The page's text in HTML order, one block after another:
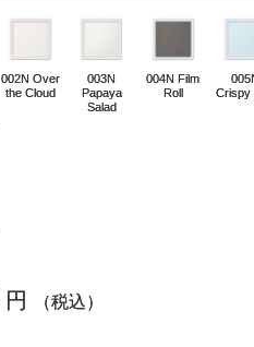
002N Over
the Cloud
003N
Papaya
Salad
004N Film
Roll
Crispy
円 （税込）